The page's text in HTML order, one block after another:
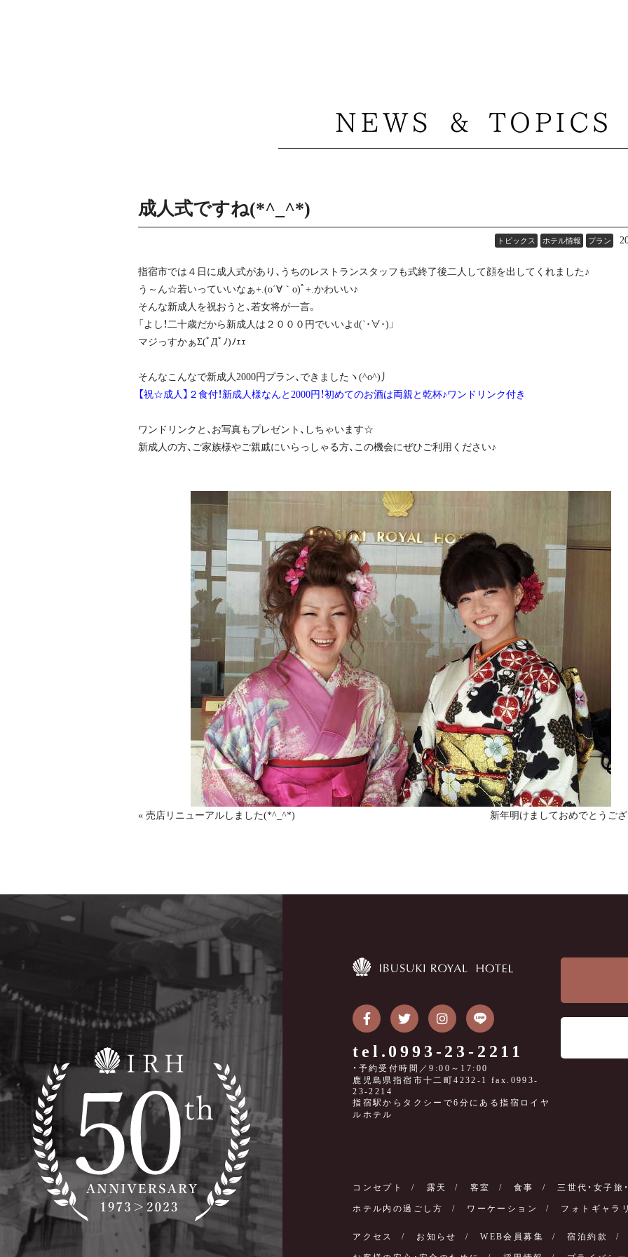
成人式ですね(*^_^*)
トピックス ホテル情報 プラン
指宿市では４日に成人式があり、うちのレストランスタッフも式終了後二人して顔を出してくれました♪
う～ん☆若いっていいなぁ+.(o´∀｀o)ﾟ+.かわいい♪
そんな新成人を祝おうと、若女将が一言。
「よし！二十歳だから新成人は２０００円でいいよd(`･∀･)」
マジっすかぁΣ(ﾟДﾟﾉ)ﾉｪｪ
そんなこんなで新成人2000円プラン、できましたヽ(^o^)丿
【祝☆成人】２食付！新成人様なんと2000円！初めてのお酒は両親と乾杯♪ワンドリンク付き
ワンドリンクと、お写真もプレゼント、しちゃいます☆
新成人の方、ご家族様やご親戚にいらっしゃる方、この機会にぜひご利用ください♪
« 売店リニューアルしました(*^_^*) 新年明けましておめでとうご
tel.0993-23-2211
・予約受付時間／9:00～17:00
鹿児島県指宿市十二町4232-1 fax.0993-
23-2214
指宿駅からタクシーで6分にある指宿ロイヤ
ルホテル
コンセプト 露天 客室 食事 三世代・女子旅
ホテル内の過ごし方 ワーケーション フォトギャラ
アクセス お知らせ WEB会員募集 宿泊約款